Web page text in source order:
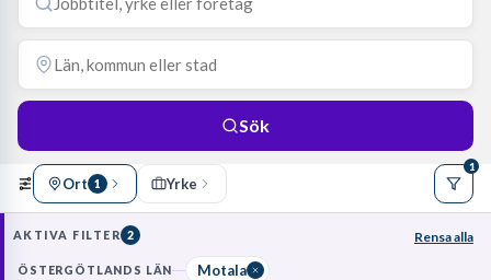
Sök
Ort 1 Yrke
1
AKTIVA FILTER 2 Rensa alla
ÖSTERGÖTLANDS LÄN
Motala